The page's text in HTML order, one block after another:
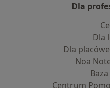
Dla
Dla
Dla
Noa
Centrum